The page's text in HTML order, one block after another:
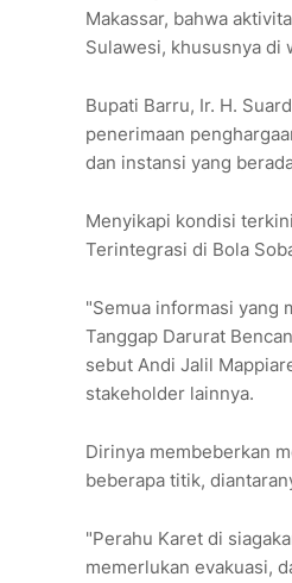
Makassar, bahwa
Sulawesi, khususnya di
Bupati Barru, Ir. H.
penerimaan
dan instansi yang
Menyikapi kondisi
Terintegrasi di Bola
"Semua informasi yang
Tanggap Darurat
sebut Andi Jalil
stakeholder lainnya.
Dirinya membeberkan
beberapa titik,
"Perahu Karet di
memerlukan evakuasi,